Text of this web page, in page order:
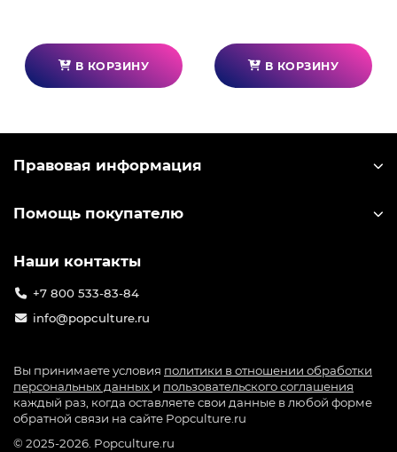
В КОРЗИНУ В КОРЗИНУ
Правовая информация
Помощь покупателю
Наши контакты
+7 800 533-83-84
info@popculture.ru
Вы принимаете условия политики в отношении обработки
персональных данных и пользовательского соглашения
каждый раз, когда оставляете свои данные в любой форме
обратной связи на сайте Popculture.ru
© 2025-2026. Popculture.ru